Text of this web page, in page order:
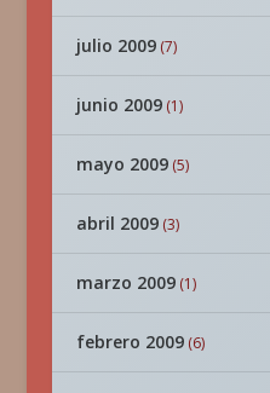
julio 2009(7)
junio 2009(1)
mayo 2009(5)
abril 2009(3)
marzo 2009(1)
febrero 2009(6)